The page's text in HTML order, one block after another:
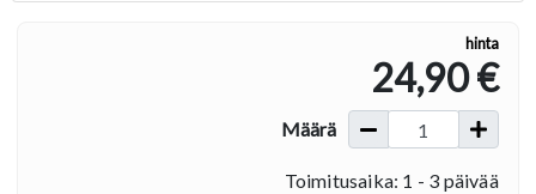
hinta
24,90 €
Määrä
Toimitusaika: 1 - 3 päivää